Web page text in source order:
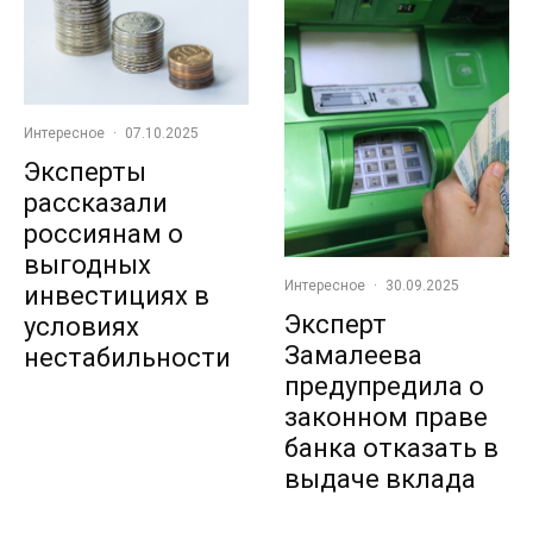
Интересное · 07.10.2025
Эксперты
рассказали
россиянам о
выгодных
инвестициях в
условиях
нестабильности
Интересное · 30.09.2025
Эксперт
Замалеева
предупредила о
законном праве
банка отказать в
выдаче вклада